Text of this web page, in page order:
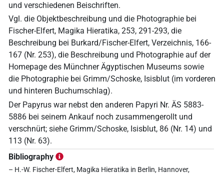
und verschiedenen Beischriften.
Vgl. die Objektbeschreibung und die Photographie bei
Fischer-Elfert, Magika Hieratika, 253, 291-293, die
Beschreibung bei Burkard/Fischer-Elfert, Verzeichnis, 166-
167 (Nr. 253), die Beschreibung und Photographie auf der
Homepage des Münchner Ägyptischen Museums sowie
die Photographie bei Grimm/Schoske, Isisblut (im vorderen
und hinteren Buchumschlag).
Der Papyrus war nebst den anderen Papyri Nr. ÄS 5883-
5886 bei seinem Ankauf noch zusammengerollt und
verschnürt; siehe Grimm/Schoske, Isisblut, 86 (Nr. 14) und
113 (Nr. 63).
Bibliography
– H.-W. Fischer-Elfert, Magika Hieratika in Berlin, Hannover,